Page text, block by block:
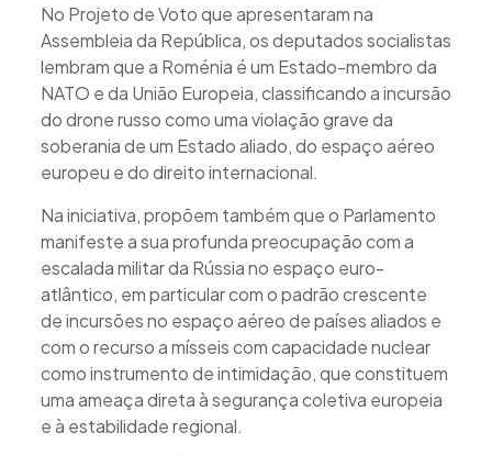
No Projeto de Voto que apresentaram na
Assembleia da República, os deputados socialistas
lembram que a Roménia é um Estado-membro da
NATO e da União Europeia, classificando a incursão
do drone russo como uma violação grave da
soberania de um Estado aliado, do espaço aéreo
europeu e do direito internacional.
Na iniciativa, propõem também que o Parlamento
manifeste a sua profunda preocupação com a
escalada militar da Rússia no espaço euro-
atlântico, em particular com o padrão crescente
de incursões no espaço aéreo de países aliados e
com o recurso a mísseis com capacidade nuclear
como instrumento de intimidação, que constituem
uma ameaça direta à segurança coletiva europeia
e à estabilidade regional.